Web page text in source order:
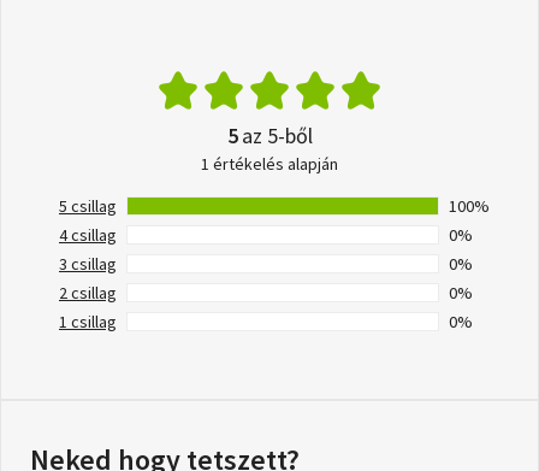
5az 5-ből
1 értékelés alapján
5 csillag
100%
4 csillag
0%
3 csillag
0%
2 csillag
0%
1 csillag
0%
Neked hogy tetszett?